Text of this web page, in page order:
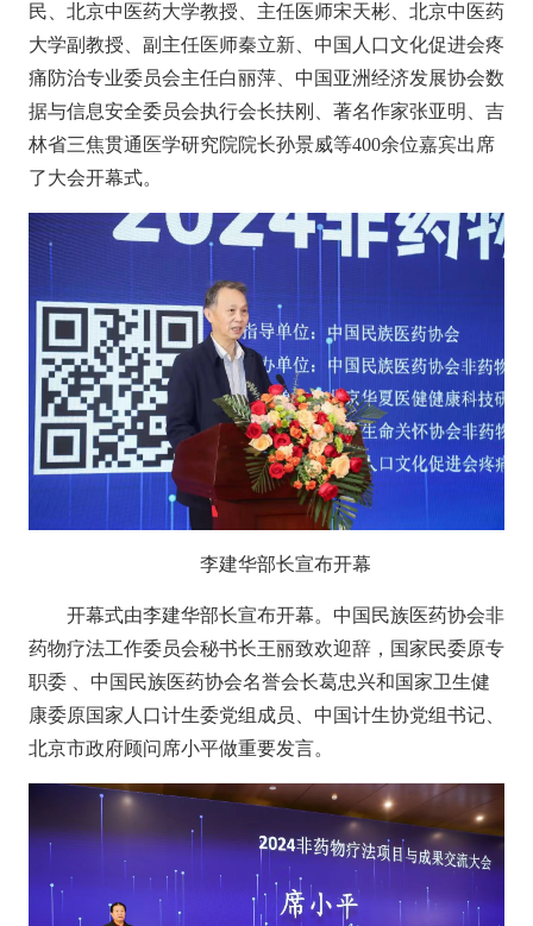
民、北京中医药大学教授、主任医师宋天彬、北京中医药
大学副教授、副主任医师秦立新、中国人口文化促进会疼
痛防治专业委员会主任白丽萍、中国亚洲经济发展协会数
据与信息安全委员会执行会长扶刚、 著名作家张亚明
、吉
林省三焦贯通医学研究院院长孙景威等400余位嘉宾出席
了大会开幕式。
李建华部长宣布开幕
开幕式由李建华部长宣布开幕。 中国民族医药协会非
药物疗法工作委员会秘书长王丽致欢迎辞，国家民委原专
职委 、中国民族医药协会名誉会长葛忠兴和国家卫生健
康委原国家人口计生委党组成员、中国计生协党组书记、
北京市政府顾问席小平做重要发言。